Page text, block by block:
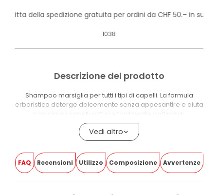
della spedizione gratuita per ordini da CHF 50.– in su!
1038
Descrizione del prodotto
Shampoo marsiglia per tutti i tipi di capelli. La formula
erboristica deterge dolcemente senza appesantire e aiuta
a lasciare i capelli soffici e facilmente pettinabili.
Contiene Puro Olio d’Oliva, estratti di Verbena e Melissa,
proteine idrolizzate del riso, Glicerina e Betaina. La base
Il prodotto contiene il 98,9% di ingredienti naturali o di
origine naturale. È dermatologicamente testato e testato
Vedi altro
FAQ Recensioni Utilizzo Composizione Avvertenze